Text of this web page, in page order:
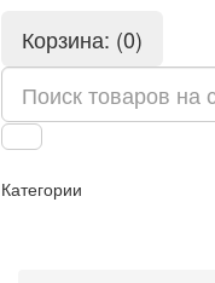
Корзина: (0)
Категории